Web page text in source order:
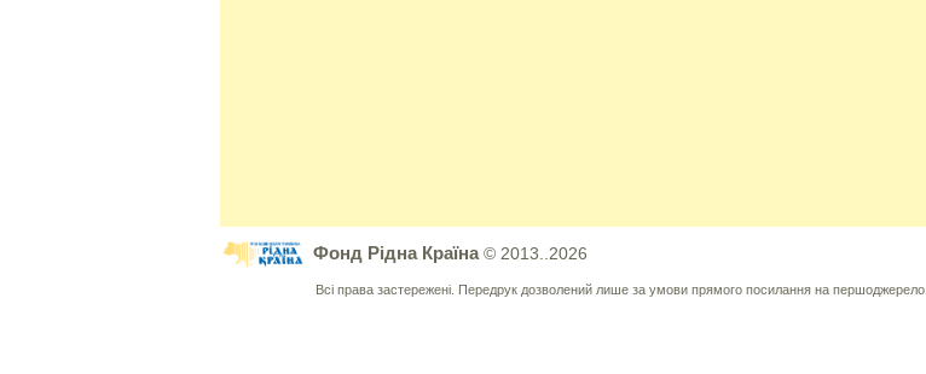
Фонд Рідна Країна© 2013..2026
Всі права застережені. Передрук дозволений лише за умови прямого посилання на першоджерело.